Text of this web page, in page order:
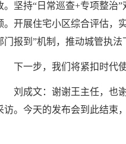
。坚持“日常巡查+专项整治
。开展住宅小区综合评估，
门报到”机制，推动城管执
下一步，我们将紧扣时代
刘成文：谢谢王主任，也
访。今天的发布会到此结束